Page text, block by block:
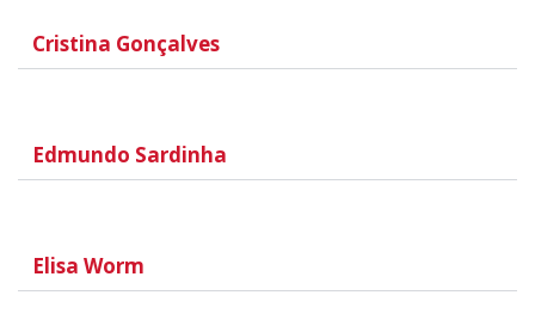
Cristina Gonçalves
Edmundo Sardinha
Elisa Worm